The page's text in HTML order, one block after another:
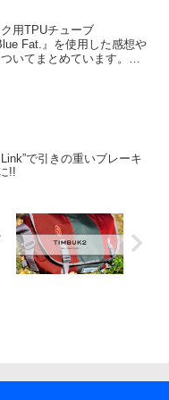
用TPUチューブ
Fat.』を使用した感想や
いてまとめています。常
で引きの重いブレーキ
!!